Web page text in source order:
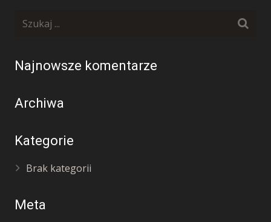
Najnowsze komentarze
Archiwa
Kategorie
Brak kategorii
Meta